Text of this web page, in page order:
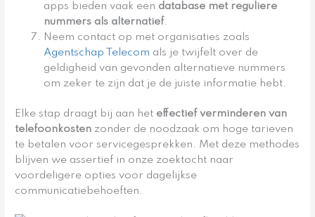
apps bieden vaak een database met reguliere
nummers als alternatief.
Neem contact op met organisaties zoals
Agentschap Telecom als je twijfelt over de
geldigheid van gevonden alternatieve nummers
om zeker te zijn dat je de juiste informatie hebt.
Elke stap draagt bij aan het effectief verminderen van
telefoonkosten zonder de noodzaak om hoge tarieven
te betalen voor servicegesprekken. Met deze methodes
blijven we assertief in onze zoektocht naar
voordeligere opties voor dagelijkse
communicatiebehoeften.